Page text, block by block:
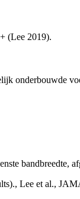
(Lee 2019).
onderbouwde
bandbreedte,
Lee et al.,